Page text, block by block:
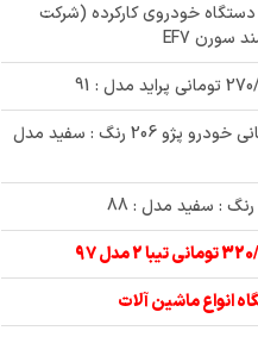
مزایده عمومی تعداد 3 دستگاه خودروی کارکرده (شرکت
✅ مزایده 170/000/000 تومانی خودرو پژو 206 رنگ : سفید مدل
مزایده فروش یک
دستگاه خودرو پژو 206
5-TU اس دی مدل 90
رنگ